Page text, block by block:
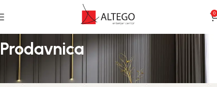
0
Prodavnica